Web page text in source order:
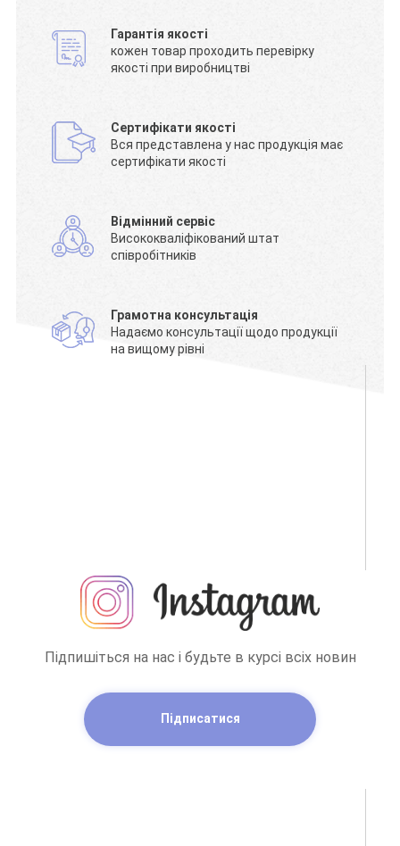
Гарантія якості
кожен товар проходить перевірку
якості при виробництві
Сертифікати якості
Вся представлена у нас продукція має
сертифікати якості
Відмінний сервіс
Висококваліфікований штат
співробітників
Грамотна консультація
Надаємо консультації щодо продукції
на вищому рівні
Підпишіться на нас і будьте в курсі всіх новин
Підписатися